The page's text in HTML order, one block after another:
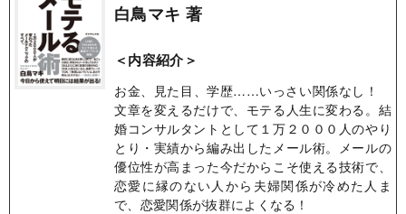
白鳥マキ 著
＜内容紹介＞
お金、見た目、学歴……いっさい関係なし！
文章を変えるだけで、モテる人生に変わる。結
婚コンサルタントとして１万２０００人のやり
とり・実績から編み出したメール術。メールの
優位性が高まった今だからこそ使える技術で、
恋愛に縁のない人から夫婦関係が冷めた人ま
で、恋愛関係が抜群によくなる！